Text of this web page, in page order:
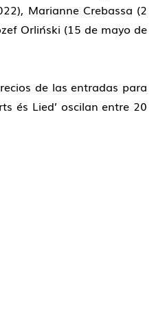
Marianne Crebassa (2
Orliński (15 de mayo de
de las entradas para
és Lied’ oscilan entre 20